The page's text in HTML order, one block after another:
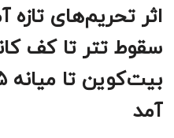
اثر تحریم‌های تازه
آمد